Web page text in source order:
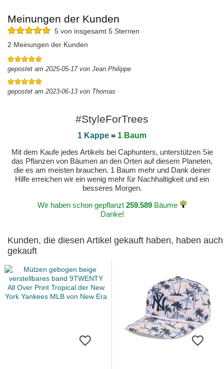
Meinungen der Kunden
5 von insgesamt 5 Sternen
2 Meinungen der Kunden
gepostet am 2025-05-17 von Jean Philippe
gepostet am 2023-06-13 von Thomas
#StyleForTrees
1 Kappe = 1 Baum
Mit dem Kaufe jedes Artikels bei Caphunters, unterstützen Sie
das Pflanzen von Bäumen an den Orten auf diesem Planeten,
die es am meisten brauchen. 1 Baum mehr und Dank deiner
Hilfe erreichen wir ein wenig mehr für Nachhaltigkeit und ein
besseres Morgen.
Wir haben schon gepflanzt 259.589Bäume
Danke!
Kunden, die diesen Artikel gekauft haben, haben auch
gekauft